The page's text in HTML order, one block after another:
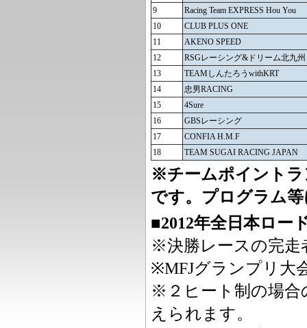
9
Racing Team EXPRESS Hou You
10
CLUB PLUS ONE
11
AKENO SPEED
12
RSGレーシング&ドリーム北九州
13
TEAMしんたろうwithKRT
14
忠男RACING
15
4Sure
16
GBSレーシング
17
CONFIA H.M.F
18
TEAM SUGAI RACING JAPAN
※チームポイントラ
です。プログラム
■2012年全日本ロー
※決勝レースの完走
※MFJグランプリ大
※２ヒート制の場合
えられます。